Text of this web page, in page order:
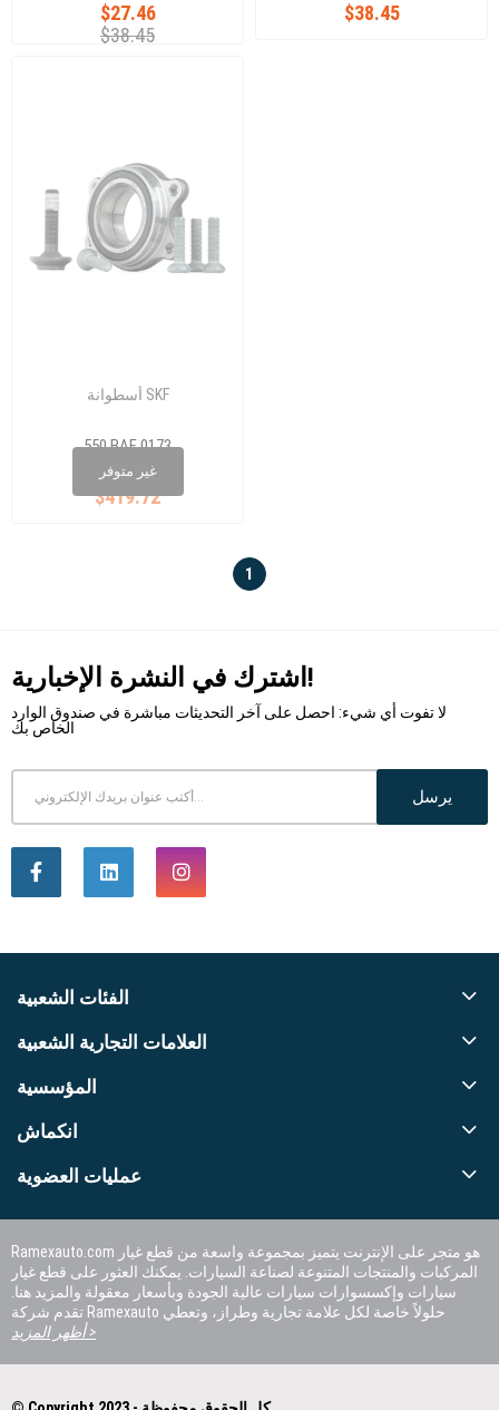
$27.46
$38.45
$38.45
غير متوفر
أسطوانة SKF
550 BAF 0173
$419.72
8K0 598 625
1
اشترك في النشرة الإخبارية!
لا تفوت أي شيء: احصل على آخر التحديثات مباشرة في صندوق الوارد
الخاص بك
يرسل
الفئات الشعبية
العلامات التجارية الشعبية
المؤسسية
انكماش
عمليات العضوية
Ramexauto.com هو متجر على الإنترنت يتميز بمجموعة واسعة من قطع غيار
المركبات والمنتجات المتنوعة لصناعة السيارات. يمكنك العثور على قطع غيار
سيارات وإكسسوارات سيارات عالية الجودة وبأسعار معقولة والمزيد هنا.
تقدم شركة Ramexauto حلولاً خاصة لكل علامة تجارية وطراز، وتعطي
أظهر المزيد >